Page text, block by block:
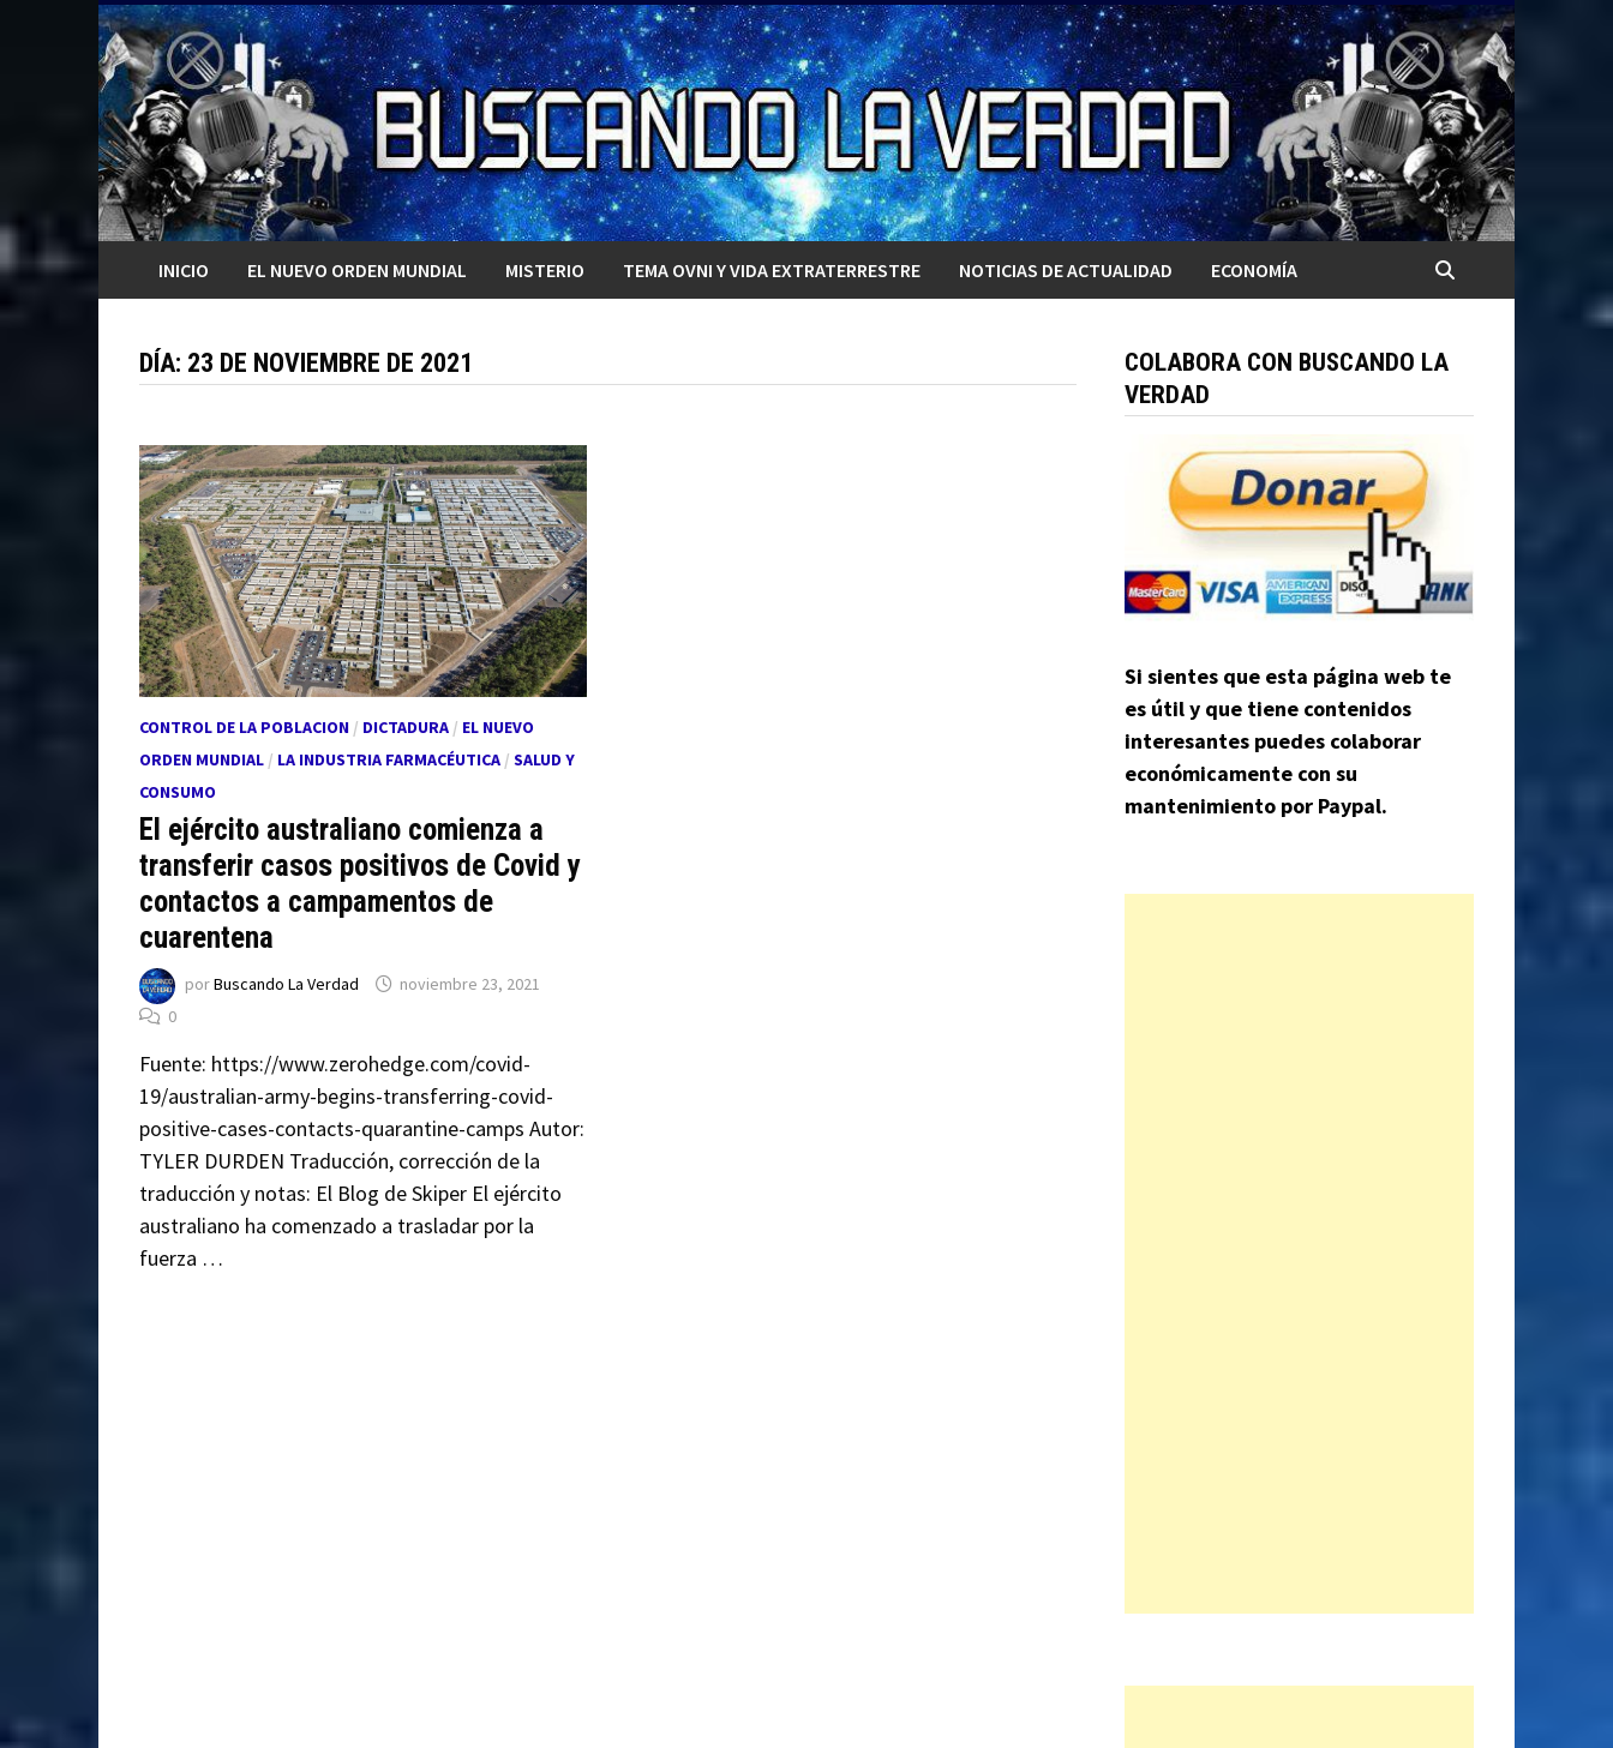
Saltar
al
contenido
INICIO EL NUEVO ORDEN MUNDIAL MISTERIO TEMA OVNI Y VIDA EXTRATERRESTRE NOTICIAS DE ACTUALIDAD ECONOMÍA
DÍA: 23 DE NOVIEMBRE DE 2021
CONTROL DE LA POBLACION/ DICTADURA/ EL NUEVO
ORDEN MUNDIAL/ LA INDUSTRIA FARMACÉUTICA/ SALUD Y
CONSUMO
El ejército australiano comienza a
transferir casos positivos de Covid y
contactos a campamentos de
cuarentena
porBuscando La Verdad
noviembre 23, 2021
0
Fuente: https://www.zerohedge.com/covid-
19/australian-army-begins-transferring-covid-
positive-cases-contacts-quarantine-camps Autor:
TYLER DURDEN Traducción, corrección de la
traducción y notas: El Blog de Skiper El ejército
australiano ha comenzado a trasladar por la
fuerza …
COLABORA CON BUSCANDO LA
VERDAD
Si sientes que esta página web te
es útil y que tiene contenidos
interesantes puedes colaborar
económicamente con su
mantenimiento por Paypal.